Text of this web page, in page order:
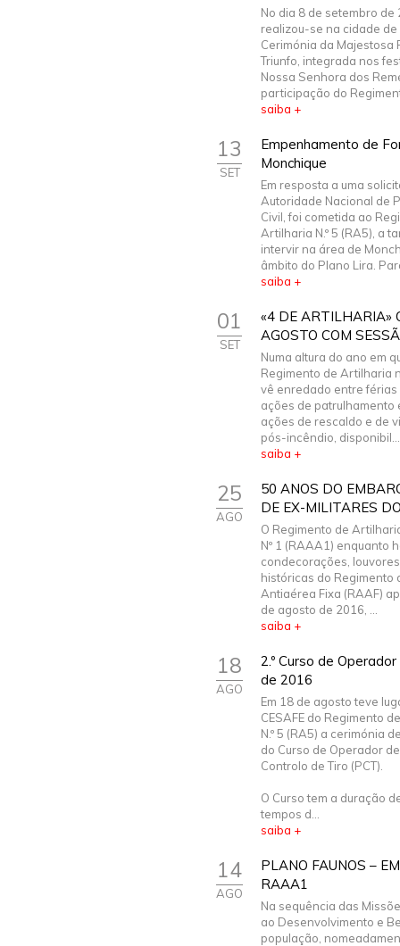
No dia 8 de setembro de
realizou-se na cidade de
Cerimónia da Majestosa
Triunfo, integrada nos
Nossa Senhora dos
participação do
saiba +
13
SET
Empenhamento de
Monchique
Em resposta a uma
Autoridade Nacional de
Civil, foi cometida ao
Artilharia N.º 5 (RA5), a
intervir na área de
âmbito do Plano Lira.
saiba +
01
SET
«4 DE ARTILHARIA»
AGOSTO COM
Numa altura do ano em
Regimento de Artilharia
vê enredado entre férias
ações de patrulhamento
ações de rescaldo e de
pós-incêndio, disponibil...
saiba +
25
AGO
50 ANOS DO
DE EX-MILITARES
O Regimento de
Nº 1 (RAAA1) enquanto
condecorações,
históricas do Regimento
Antiaérea Fixa (RAAF)
de agosto de 2016, ...
saiba +
18
AGO
2.º Curso de
de 2016
Em 18 de agosto teve
CESAFE do Regimento
N.º 5 (RA5) a cerimónia
do Curso de Operador
Controlo de Tiro (PCT).
O Curso tem a duração
tempos d...
saiba +
14
AGO
PLANO FAUNOS –
RAAA1
Na sequência das
ao Desenvolvimento e
população,